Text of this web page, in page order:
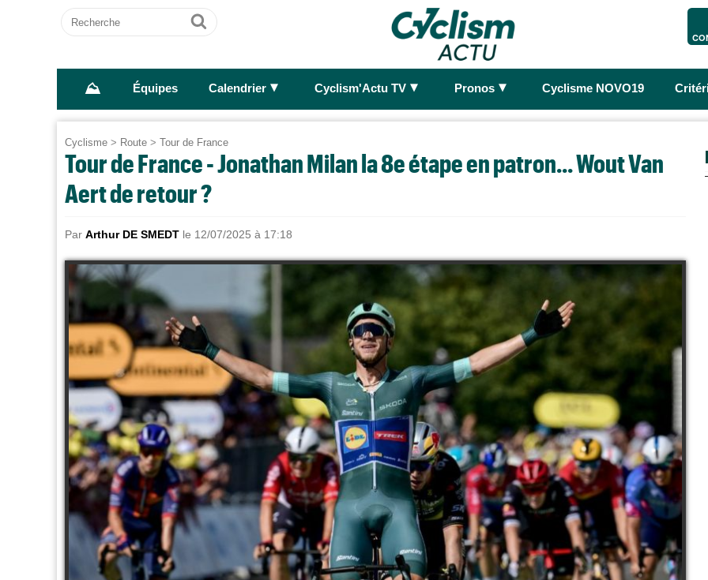
Recherche
Ok
⛰ Équipes Calendrier ► Cyclism'Actu TV ► Pronos ► Cyclisme NOVO19
Cyclisme > Route > Tour de France
Tour de France - Jonathan Milan la 8e étape en patron... Wout Van
Aert de retour ?
Par Arthur DE SMEDT le 12/07/2025 à 17:18